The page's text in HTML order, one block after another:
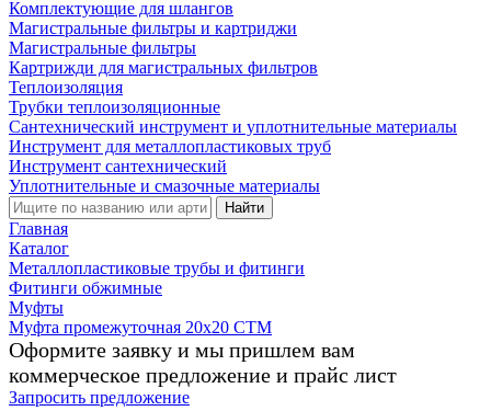
Комплектующие для шлангов
Магистральные фильтры и картриджи
Магистральные фильтры
Картрижди для магистральных фильтров
Теплоизоляция
Трубки теплоизоляционные
Сантехнический инструмент и уплотнительные материалы
Инструмент для металлопластиковых труб
Инструмент сантехнический
Уплотнительные и смазочные материалы
Найти
Главная
Каталог
Металлопластиковые трубы и фитинги
Фитинги обжимные
Муфты
Муфта промежуточная 20х20 CTM
Оформите заявку и мы пришлем вам
коммерческое предложение и прайс лист
Запросить предложение